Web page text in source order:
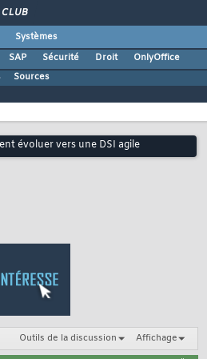
CLUB
Systèmes
SAP
Sécurité Droit
OnlyOffice
Sources
évoluer vers une DSI agile
Outils de la discussion Affichage